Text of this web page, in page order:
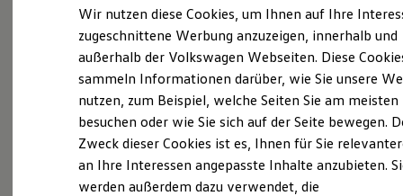
Elektroautos
ID. Tutorials
Elektrofahrzeugkonzepte
Reichweite
Reichweite der ID. Modelle
Reichweite im Winter
Laden
Laden unterwegs
Laden Zuhause
Probefahrt vereinbaren
Wir nutzen diese Cookies, um Ihnen auf Ihre
zugeschnittene Werbung anzuzeigen, innerhalb und
außerhalb der Volkswagen Webseiten. Diese
sammeln Informationen darüber, wie Sie unsere
nutzen, zum Beispiel, welche Seiten Sie am meisten
besuchen oder wie Sie sich auf der Seite bewegen.
Zweck dieser Cookies ist es, Ihnen für Sie
an Ihre Interessen angepasste Inhalte anzubieten.
werden außerdem dazu verwendet, die